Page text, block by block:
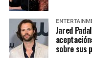
Jared
sobre sus